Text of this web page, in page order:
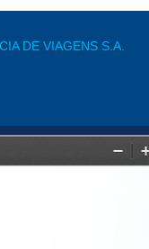
DE VIAGENS S.A.